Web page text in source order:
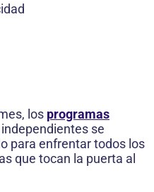
los programas
independientes se
para enfrentar todos los
que tocan la puerta al